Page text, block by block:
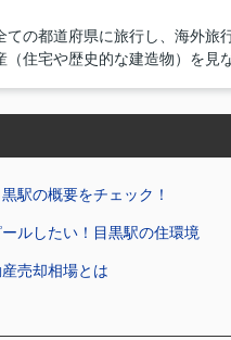
ての都道府県に旅行し、海外旅
（住宅や歴史的な建造物）を見
駅の概要をチェック！
ルしたい！目黒駅の住環境
売却相場とは